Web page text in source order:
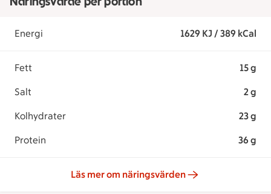
Energi 1629 KJ / 389 kCal
Fett 15 g
Salt 2 g
Kolhydrater 23 g
Protein 36 g
Läs mer om näringsvärden